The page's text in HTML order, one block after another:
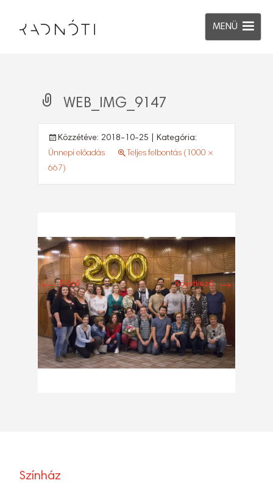
MENÜ
WEB_IMG_9147
Közzétéve: 2018-10-25 | Kategória:
Ünnepi előadás
Teljes felbontás (1000 ×
667)
←Előző Következő→
Színház